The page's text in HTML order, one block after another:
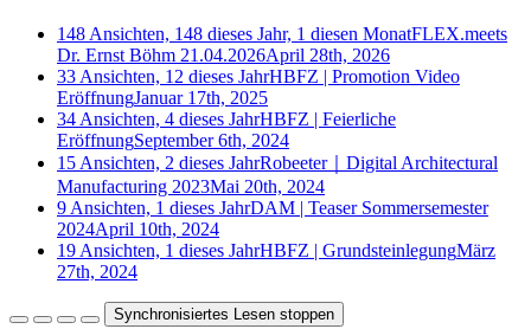
148 Ansichten, 148 dieses Jahr, 1 diesen MonatFLEX.meets
Dr. Ernst Böhm 21.04.2026April 28th, 2026
33 Ansichten, 12 dieses JahrHBFZ | Promotion Video
EröffnungJanuar 17th, 2025
34 Ansichten, 4 dieses JahrHBFZ | Feierliche
EröffnungSeptember 6th, 2024
15 Ansichten, 2 dieses JahrRobeeter｜Digital Architectural
Manufacturing 2023Mai 20th, 2024
9 Ansichten, 1 dieses JahrDAM | Teaser Sommersemester
2024April 10th, 2024
19 Ansichten, 1 dieses JahrHBFZ | GrundsteinlegungMärz
27th, 2024
Synchronisiertes Lesen stoppen